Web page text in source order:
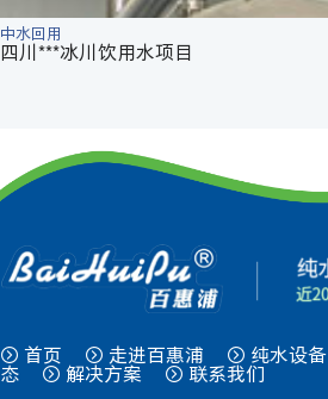
中水回用
四川***冰川饮用水项目
首页 走进百惠浦 纯水设备
态 解决方案 联系我们